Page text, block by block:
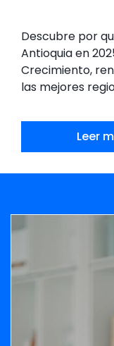
Descubre por
Antioquia en
Crecimiento,
las mejores
Leer